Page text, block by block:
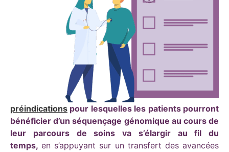
préindications pour lesquelles les patients pourront
bénéficier d’un séquençage génomique au cours de
leur parcours de soins va s’élargir au fil du
temps,en s’appuyant sur un transfert des avancées